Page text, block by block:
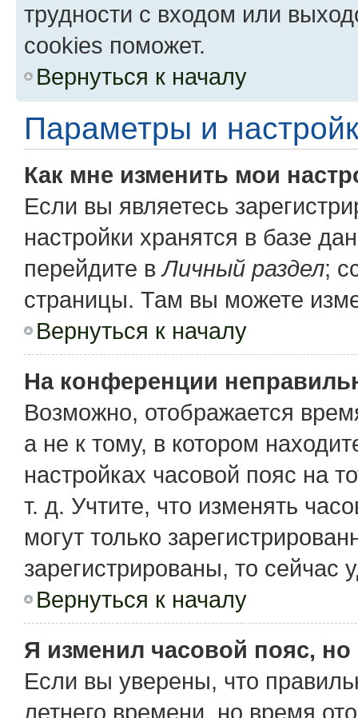
трудности с входом или
cookies поможет.
Вернуться к началу
Параметры и
Как мне изменить мои
Если вы являетесь
настройки хранятся в базе
перейдите вЛичный раздел;
страницы. Там вы можете
Вернуться к началу
На конференции
Возможно, отображается
а не к тому, в котором
настройках часовой пояс на
т. д. Учтите, что изменять
могут только
зарегистрированы, то сейчас
Вернуться к началу
Я изменил часовой пояс,
Если вы уверены, что
летнего времени, но время